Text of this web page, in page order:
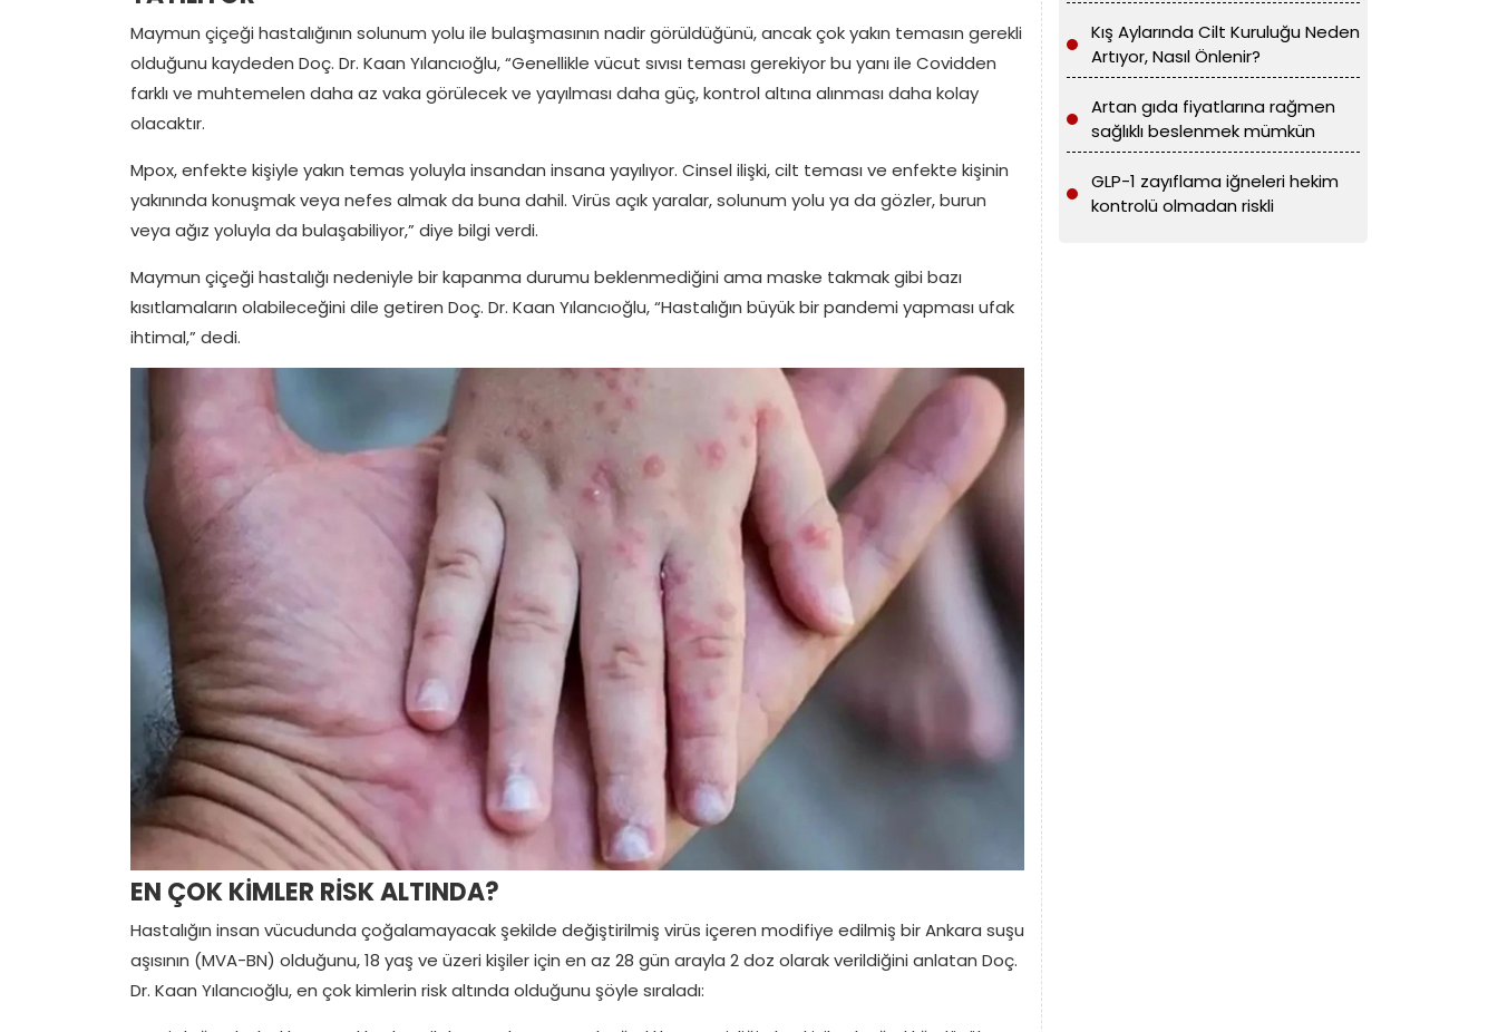
Maymun çiçeği hastalığının solunum yolu ile bulaşmasının nadir görüldüğünü, ancak çok yakın temasın gerekli
olduğunu kaydeden Doç. Dr. Kaan Yılancıoğlu, “Genellikle vücut sıvısı teması gerekiyor bu yanı ile Covidden
farklı ve muhtemelen daha az vaka görülecek ve yayılması daha güç, kontrol altına alınması daha kolay
olacaktır.
Mpox, enfekte kişiyle yakın temas yoluyla insandan insana yayılıyor. Cinsel ilişki, cilt teması ve enfekte kişinin
yakınında konuşmak veya nefes almak da buna dahil. Virüs açık yaralar, solunum yolu ya da gözler, burun
veya ağız yoluyla da bulaşabiliyor,” diye bilgi verdi.
Maymun çiçeği hastalığı nedeniyle bir kapanma durumu beklenmediğini ama maske takmak gibi bazı
kısıtlamaların olabileceğini dile getiren Doç. Dr. Kaan Yılancıoğlu, “Hastalığın büyük bir pandemi yapması ufak
ihtimal,” dedi.
EN ÇOK KİMLER RİSK ALTINDA?
Hastalığın insan vücudunda çoğalamayacak şekilde değiştirilmiş virüs içeren modifiye edilmiş bir Ankara suşu
aşısının (MVA-BN) olduğunu, 18 yaş ve üzeri kişiler için en az 28 gün arayla 2 doz olarak verildiğini anlatan Doç.
Dr. Kaan Yılancıoğlu, en çok kimlerin risk altında olduğunu şöyle sıraladı:
Kış Aylarında Cilt Kuruluğu Neden
Artıyor, Nasıl Önlenir?
Artan gıda fiyatlarına rağmen
sağlıklı beslenmek mümkün
GLP-1 zayıflama iğneleri hekim
kontrolü olmadan riskli